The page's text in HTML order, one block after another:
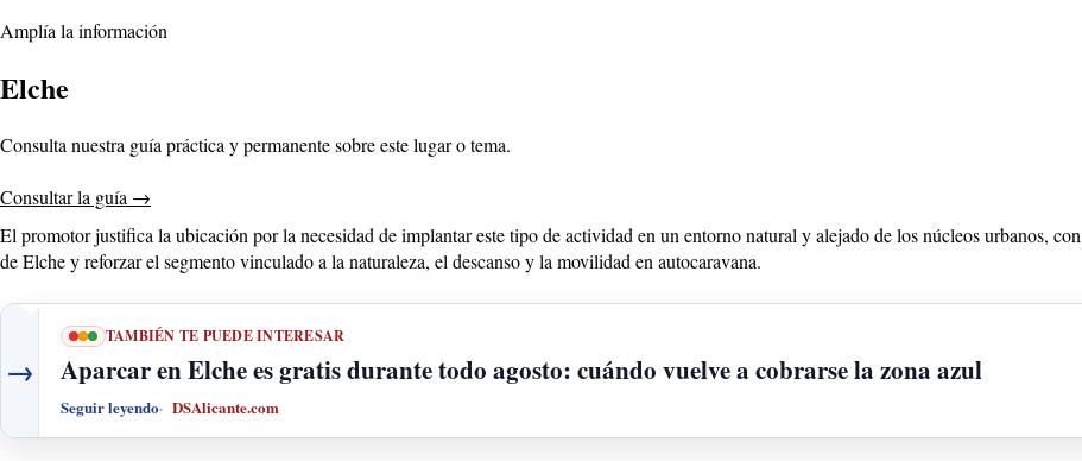
Amplía la información
Elche
Consulta nuestra guía práctica y permanente sobre este lugar o tema.
Consultar la guía →
El promotor justifica la ubicación por la necesidad de implantar este tipo de actividad en un entorno natural y alejado de los núcleos urbanos,
de Elche y reforzar el segmento vinculado a la naturaleza, el descanso y la movilidad en autocaravana.
→
TAMBIÉN TE PUEDE INTERESAR
Aparcar en Elche es gratis durante todo agosto: cuándo vuelve a cobrarse la zona azul
Seguir leyendo DSAlicante.com